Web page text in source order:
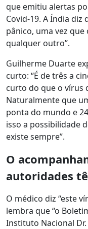
que emitiu alertas
Covid-19. A Índia diz
pânico, uma vez que
qualquer outro”.
Guilherme Duarte
curto: “É de três a
curto do que o vírus
Naturalmente que
ponta do mundo e
isso a possibilidade
existe sempre”.
O
autoridades
O médico diz “este
lembra que “o
Instituto Nacional